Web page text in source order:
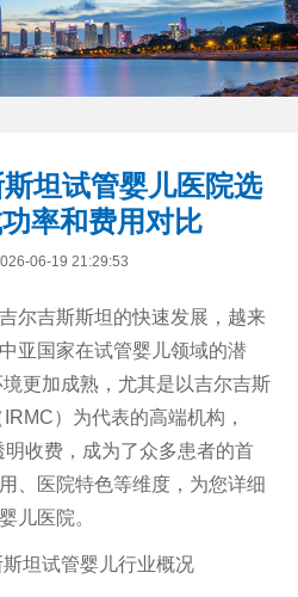
坦试管婴儿医院选
率和费用对比
06-19 21:29:53
尔吉斯斯坦的快速发展，越来
亚国家在试管婴儿领域的潜
更加成熟，尤其是以吉尔吉斯
）为代表的高端机构，
收费，成为了众多患者的首
、医院特色等维度，为您详细
儿医院。
坦试管婴儿行业概况